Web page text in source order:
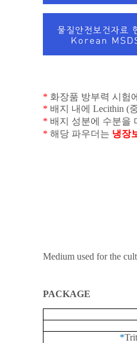
* 화장품 방부력 시험
* 배지 내에 Lecithin (
* 배지 성분에 수분을
* 해당 파우더는 냉장
Medium used for the
PACKAGE
*